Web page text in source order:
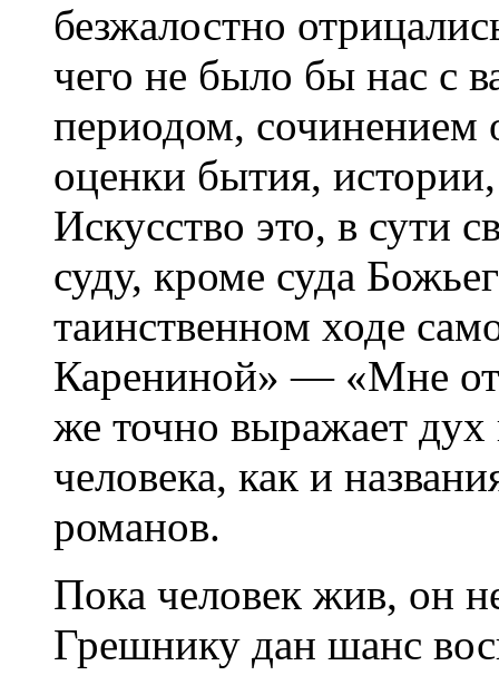
безжалостно
чего не было бы нас с
периодом, сочинением
оценки бытия,
Искусство это, в сути
суду, кроме суда
таинственном ходе
Карениной» — «Мне
же точно выражает дух
человека, как и
романов.
Пока человек жив, он
Грешнику дан шанс